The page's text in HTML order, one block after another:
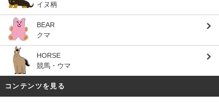
イヌ柄
BEAR
クマ
HORSE
競馬・ウマ
コンテンツを見る